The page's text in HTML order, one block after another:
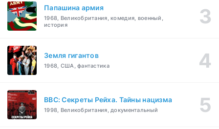
Папашина армия
1968, Великобритания, комедия, военный,
история
Земля гигантов
1968, США, фантастика
BBC: Секреты Рейха. Тайны нацизма
1998, Великобритания, документальный